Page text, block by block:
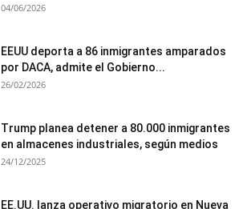
04/06/2026
EEUU deporta a 86 inmigrantes amparados
por DACA, admite el Gobierno...
26/02/2026
Trump planea detener a 80.000 inmigrantes
en almacenes industriales, según medios
24/12/2025
EE.UU. lanza operativo migratorio en Nueva